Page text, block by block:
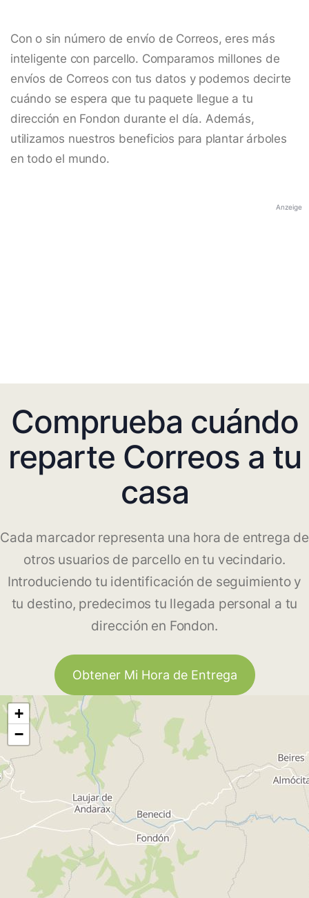
Con o sin número de envío de Correos, eres más
inteligente con parcello. Comparamos millones de
envíos de Correos con tus datos y podemos decirte
cuándo se espera que tu paquete llegue a tu
dirección en Fondon durante el día. Además,
utilizamos nuestros beneficios para plantar árboles
en todo el mundo.
Anzeige
Comprueba cuándo
reparte Correos a tu
casa
Cada marcador representa una hora de entrega de
otros usuarios de parcello en tu vecindario.
Introduciendo tu identificación de seguimiento y
tu destino, predecimos tu llegada personal a tu
dirección en Fondon.
Obtener Mi Hora de Entrega
+
−